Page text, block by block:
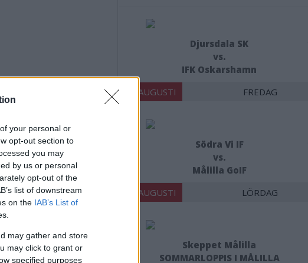
your personal or
opt-out section to
you may
by us or personal
opt-out of the
list of downstream
on the IAB’s List of
may gather and store
may click to grant or
specified purposes
DELA PÅ X
Djursdala SK
vs.
IFK Oskarshamn
14 AUGUSTI FREDAG
Södra Vi IF
vs.
Målilla GoIF
15 AUGUSTI LÖRDAG
Skeppet Målilla
SOMMARLOPPIS I MÅLILLA